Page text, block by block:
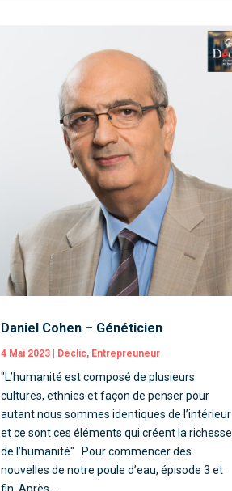
Daniel Cohen – Généticien
4 Mai 2023| Déclic, Entrepreuneur
"L’humanité est composé de plusieurs
cultures, ethnies et façon de penser pour
autant nous sommes identiques de l’intérieur
et ce sont ces éléments qui créent la richesse
de l’humanité" Pour commencer des
nouvelles de notre poule d’eau, épisode 3 et